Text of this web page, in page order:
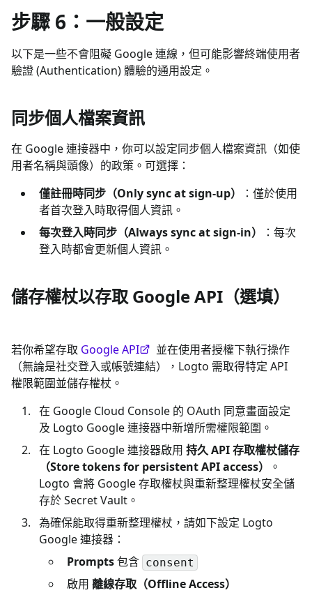
步驟 6：一般設定
以下是一些不會阻礙 Google 連線，但可能影響終端使用者
驗證 (Authentication) 體驗的通用設定。
同步個人檔案資訊
在 Google 連接器中，你可以設定同步個人檔案資訊（如使
用者名稱與頭像）的政策。可選擇：
僅註冊時同步（Only sync at sign-up）
：僅於使用
者首次登入時取得個人資訊。
每次登入時同步（Always sync at sign-in）
：每次
登入時都會更新個人資訊。
儲存權杖以存取 Google API（選填）
若你希望存取 Google API
並在使用者授權下執行操作
（無論是社交登入或帳號連結），Logto 需取得特定 API
權限範圍並儲存權杖。
在 Google Cloud Console 的 OAuth 同意畫面設定
及 Logto Google 連接器中新增所需權限範圍。
在 Logto Google 連接器啟用 持久 API 存取權杖儲存
（Store tokens for persistent API access）
。
Logto 會將 Google 存取權杖與重新整理權杖安全儲
存於 Secret Vault。
為確保能取得重新整理權杖，請如下設定 Logto
Google 連接器：
Prompts包含 consent
啟用 離線存取（Offline Access）